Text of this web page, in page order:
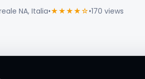
NA, Italia•★★★★☆•170 views